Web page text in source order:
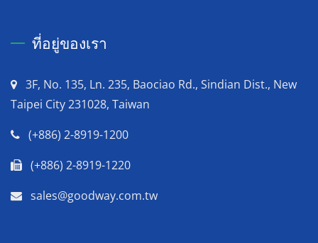
ที่อยู่ของเรา
3F, No. 135, Ln. 235, Baociao Rd., Sindian Dist., New
Taipei City 231028, Taiwan
(+886) 2-8919-1200
(+886) 2-8919-1220
sales@goodway.com.tw